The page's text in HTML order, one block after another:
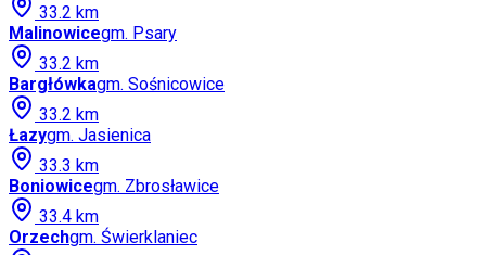
33.2 km
Malinowicegm. Psary
33.2 km
Bargłówkagm. Sośnicowice
33.2 km
Łazygm. Jasienica
33.3 km
Boniowicegm. Zbrosławice
33.4 km
Orzechgm. Świerklaniec